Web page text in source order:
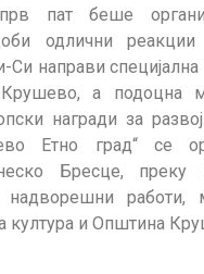
пат беше
одлични реакции
Си направи
а подоцна
награди за
Етно град“ се
Бресце, преку
надворешни работи,
култура и Општина